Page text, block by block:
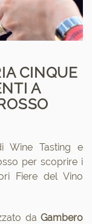
CINQUE
A
Wine Tasting e
per scoprire i
Fiere del Vino
da Gambero